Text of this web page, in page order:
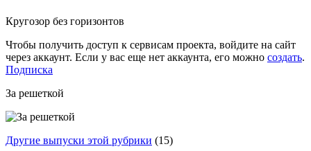
Кругозор без горизонтов
Чтобы получить доступ к сервисам проекта, войдите на сайт
через аккаунт. Если у вас еще нет аккаунта, его можно создать.
Подписка
За решеткой
Другие выпуски этой рубрики (15)